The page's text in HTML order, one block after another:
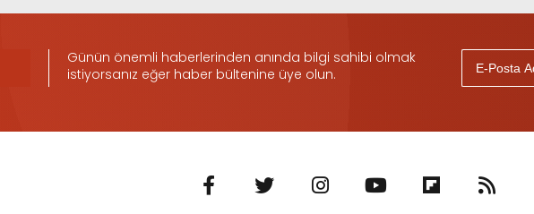
Günün önemli haberlerinden anında bilgi sahibi olmak
istiyorsanız eğer haber bültenine üye olun.